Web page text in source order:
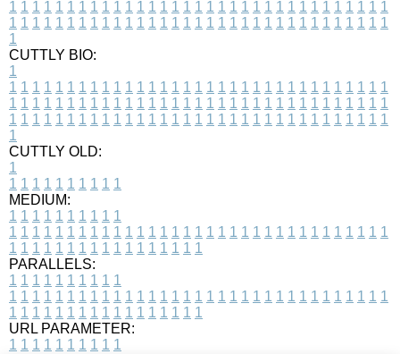
1 1 1 1 1 1 1 1 1 1 1 1 1 1 1 1 1 1 1 1 1 1 1 1 1 1 1 1 1 1 1 1 1
1 1 1 1 1 1 1 1 1 1 1 1 1 1 1 1 1 1 1 1 1 1 1 1 1 1 1 1 1 1 1 1 1
1
CUTTLY BIO:
1
1 1 1 1 1 1 1 1 1 1 1 1 1 1 1 1 1 1 1 1 1 1 1 1 1 1 1 1 1 1 1 1 1
1 1 1 1 1 1 1 1 1 1 1 1 1 1 1 1 1 1 1 1 1 1 1 1 1 1 1 1 1 1 1 1 1
1 1 1 1 1 1 1 1 1 1 1 1 1 1 1 1 1 1 1 1 1 1 1 1 1 1 1 1 1 1 1 1 1
1
CUTTLY OLD:
1
1 1 1 1 1 1 1 1 1 1
MEDIUM:
1 1 1 1 1 1 1 1 1 1
1 1 1 1 1 1 1 1 1 1 1 1 1 1 1 1 1 1 1 1 1 1 1 1 1 1 1 1 1 1 1 1 1
1 1 1 1 1 1 1 1 1 1 1 1 1 1 1 1 1
PARALLELS:
1 1 1 1 1 1 1 1 1 1
1 1 1 1 1 1 1 1 1 1 1 1 1 1 1 1 1 1 1 1 1 1 1 1 1 1 1 1 1 1 1 1 1
1 1 1 1 1 1 1 1 1 1 1 1 1 1 1 1 1
URL PARAMETER:
1 1 1 1 1 1 1 1 1 1